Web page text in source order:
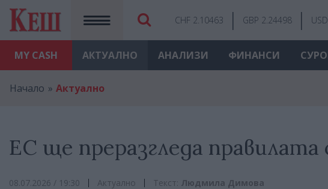
MY CASH
CHF 2.10463 GBP 2.24498
АКТУАЛНО АНАЛИЗИ ФИНАНСИ
Начало Актуално
ЕС ще преразгледа
08.07.2026 / 19:30 Актуално Текст: Людмила Димова